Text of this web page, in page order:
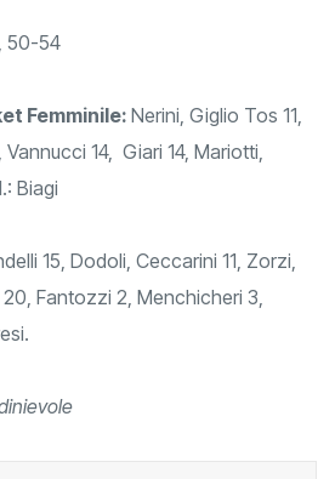
50-54
Femminile: Nerini, Giglio Tos 11,
14, Giari 14, Mariotti,
Biagi
15, Dodoli, Ceccarini 11, Zorzi,
Fantozzi 2, Menchicheri 3,